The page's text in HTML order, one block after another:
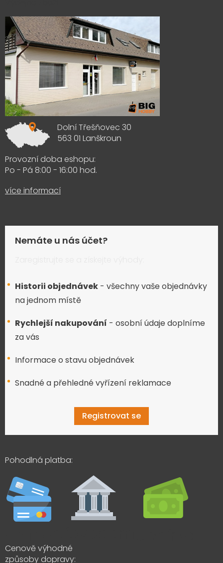
Dolní Třešňovec 30
563 01 Lanškroun
Provozní doba eshopu:
Po - Pá 8:00 - 16:00 hod.
více informací
Nemáte u nás účet?
Historii objednávek - všechny vaše objednávky
na jednom místě
Rychlejší nakupování - osobní údaje doplníme
za vás
Informace o stavu objednávek
Snadné a přehledné vyřízení reklamace
Registrovat se
Pohodlná platba:
Cenově výhodné
způsoby dopravy: